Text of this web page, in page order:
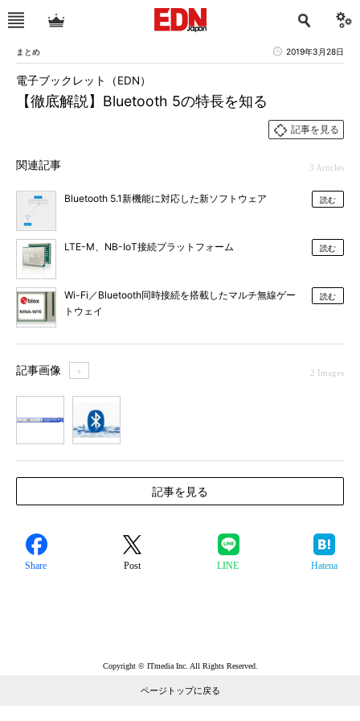
まとめ 2019年3月28日
【徹底解説】Bluetooth 5の特長を知る
電子ブックレット（EDN）
記事を見る
関連記事 3 Articles
Bluetooth 5.1新機能に対応した新ソフトウェア 読む
LTE-M、NB-IoT接続プラットフォーム 読む
Wi-Fi／Bluetooth同時接続を搭載したマルチ無線ゲー
トウェイ
読む
記事画像 ＋ 2 Images
記事を見る
Share Post LINE Hatena
Copyright © ITmedia Inc. All Rights Reserved.
ページトップに戻る